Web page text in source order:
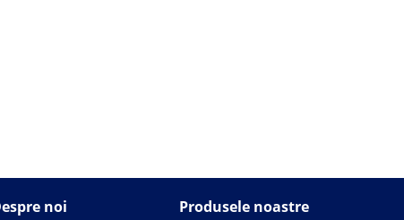
noi Produsele noastre